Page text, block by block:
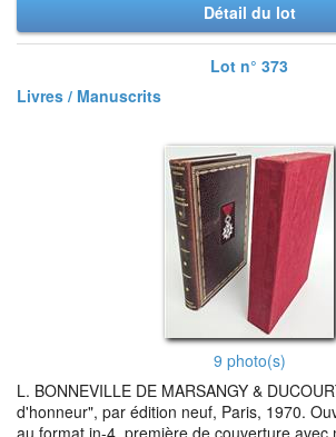
Détail du lot
Lot n° 373
Livres / Manuscrits
9 photo(s)
L. BONNEVILLE DE MARSANGY &
d'honneur", par édition neuf, Paris, 1970.
au format in-4, première de couverture avec